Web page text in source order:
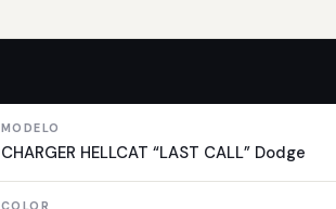
MODELO
CHARGER HELLCAT “LAST CALL” Dodge
COLOR